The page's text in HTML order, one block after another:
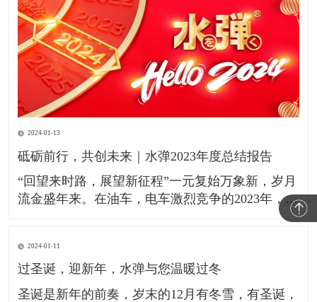
2024-01-13
砥砺前行，共创未来｜水弹2023年度总结报告
​“​​回望来时路，展望新征程”​​一元复始万象新，岁月​
流金盛年来。在油车，电车激烈竞争的2023年，水
弹镀膜雨刮作为刚需的汽配产品持续服务于本田，
荣威，领跑，小鹏，极氪，吉利，高合，比亚迪等
多个汽车品牌；成功通过了德系GMW及日系JIS的
检测标准。让更
2024-01-11
过圣诞，迎新年，水弹与您温暖过冬
​圣诞是新年的前奏，岁末的12月有冬雪，有圣诞，